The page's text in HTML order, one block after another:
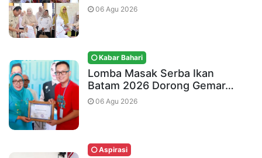
06 Agu 2026
Kabar Bahari
Lomba Masak Serba Ikan
Batam 2026 Dorong Gemar…
06 Agu 2026
Aspirasi